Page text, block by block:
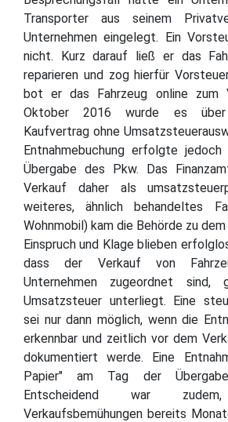
Transporter aus seinem
Unternehmen eingelegt. Ein
nicht. Kurz darauf ließ er das
reparieren und zog hierfür
bot er das Fahrzeug online zum
Oktober 2016 wurde es
Kaufvertrag ohne
Entnahmebuchung erfolgte
Übergabe des Pkw. Das
Verkauf daher als
weiteres, ähnlich behandeltes
Wohnmobil) kam die Behörde zu
Einspruch und Klage blieben
dass der Verkauf von
Unternehmen zugeordnet sind,
Umsatzsteuer unterliegt. Eine
sei nur dann möglich, wenn die
erkennbar und zeitlich vor dem
dokumentiert werde. Eine
Papier" am Tag der
Entscheidend war
Verkaufsbemühungen bereits